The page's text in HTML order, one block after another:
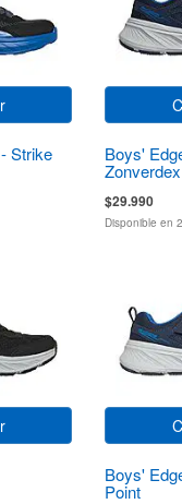
Strike Boys'
Zonverdex
$29.990
Disponible en
Boys'
Point